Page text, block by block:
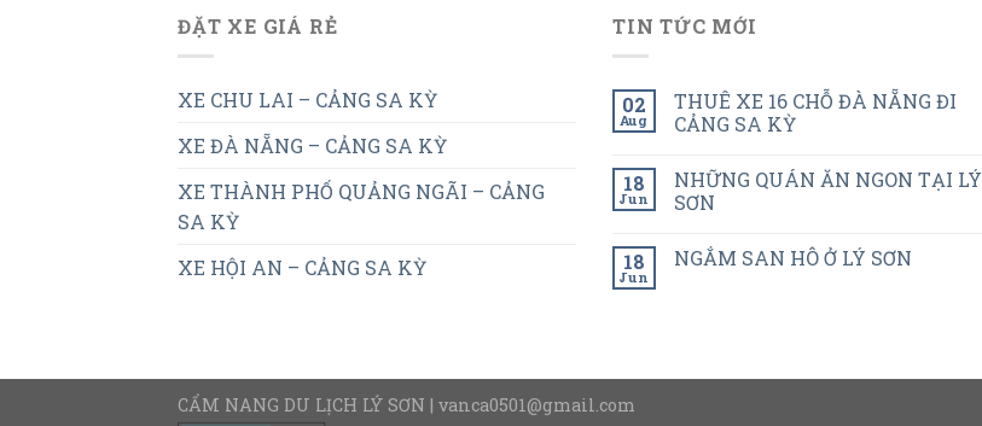
ĐẶT XE GIÁ RẺ
XE CHU LAI – CẢNG SA KỲ
XE ĐÀ NẴNG – CẢNG SA KỲ
XE THÀNH PHỐ QUẢNG NGÃI – CẢNG
SA KỲ
XE HỘI AN – CẢNG SA KỲ
TIN TỨC MỚI
02
Aug
THUÊ XE 16 CHỖ ĐÀ NẴNG ĐI
CẢNG SA KỲ
18
Jun
NHỮNG QUÁN ĂN NGON TẠI LÝ
SƠN
18
Jun
NGẮM SAN HÔ Ở LÝ SƠN
CẨM NANG DU LỊCH LÝ SƠN | vanca0501@gmail.com